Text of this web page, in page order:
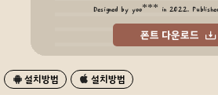
Designed by yoo*** in 2022. Published
폰트 다운로드
설치방법 설치방법